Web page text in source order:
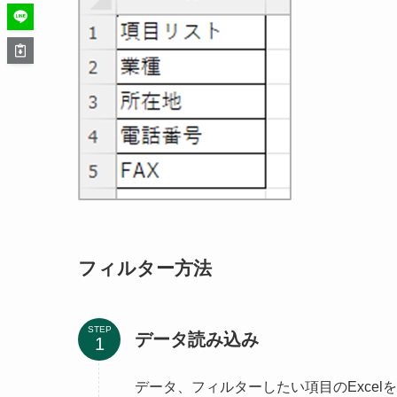
フィルター方法
STEP データ読み込み
データ、フィルターしたい項目のExcelを